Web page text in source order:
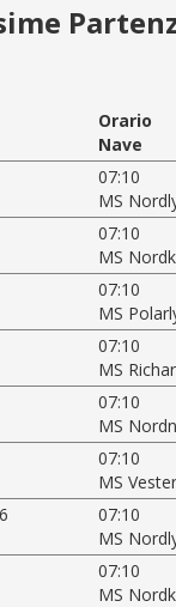
Orario
Nave
07:10
MS
07:10
MS
07:10
MS
07:10
MS
07:10
MS
07:10
MS
07:10
MS
07:10
MS